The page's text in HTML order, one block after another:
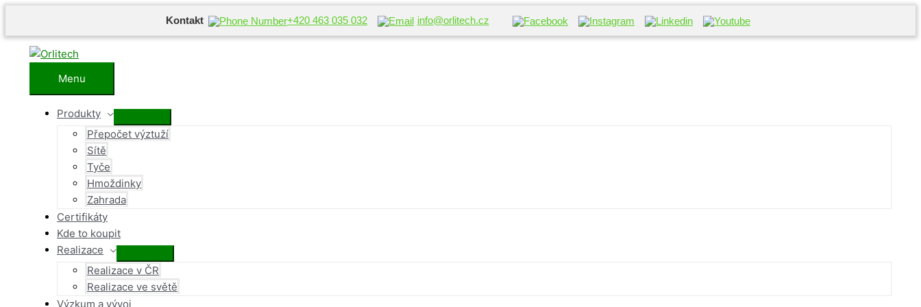
Kontakt +420 463 035 032 info@orlitech.cz
Přeskočit
Menu
Menu
Produkty
Přepínač
menu
Přepočet výztuží
Sítě
Tyče
Hmoždinky
Zahrada
Certifikáty
Kde to koupit
Realizace
Přepínač
menu
Realizace v ČR
Realizace ve světě
Výzkum a vývoj